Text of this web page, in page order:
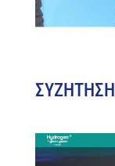
ΣΥΖΗΤΗΣΗ